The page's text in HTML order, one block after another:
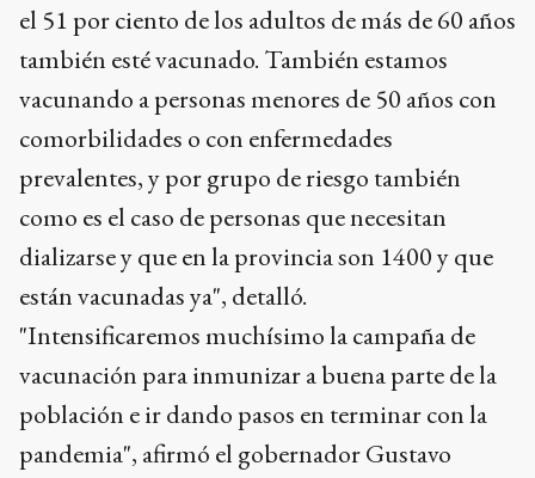
el 51 por ciento de los adultos de más de 60 años
también esté vacunado. También estamos
vacunando a personas menores de 50 años con
comorbilidades o con enfermedades
prevalentes, y por grupo de riesgo también
como es el caso de personas que necesitan
dializarse y que en la provincia son 1400 y que
están vacunadas ya", detalló.
"Intensificaremos muchísimo la campaña de
vacunación para inmunizar a buena parte de la
población e ir dando pasos en terminar con la
pandemia", afirmó el gobernador Gustavo